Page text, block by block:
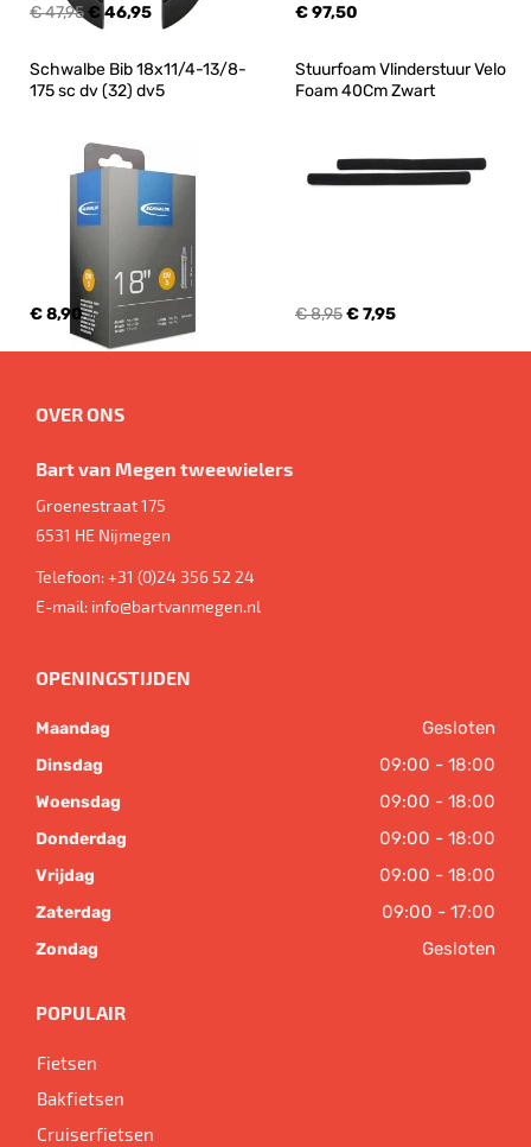
€ 47,95€ 46,95 € 97,50
Schwalbe Bib 18x11/4-13/8-
175 sc dv (32) dv5
€ 8,90
Stuurfoam Vlinderstuur Velo
Foam 40Cm Zwart
€ 8,95€ 7,95
OVER ONS
Bart van Megen tweewielers
Groenestraat 175
6531 HE Nijmegen
Telefoon:+31 (0)24 356 52 24
E-mail: info@bartvanmegen.nl
OPENINGSTIJDEN
Maandag Gesloten
Dinsdag 09:00 - 18:00
Woensdag 09:00 - 18:00
Donderdag 09:00 - 18:00
Vrijdag 09:00 - 18:00
Zaterdag 09:00 - 17:00
Zondag Gesloten
POPULAIR
Fietsen
Bakfietsen
Cruiserfietsen